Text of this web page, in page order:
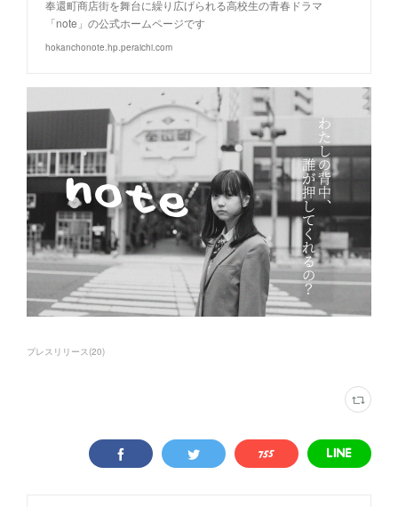
奉還町商店街を舞台に繰り広げられる高校生の青春ドラマ
「note」の公式ホームページです
hokanchonote.hp.peraichi.com
プレスリリース(20)